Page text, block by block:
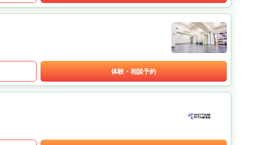
体験・相談予約